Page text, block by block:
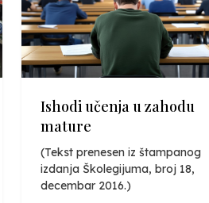
Ishodi učenja u zahodu
mature
(Tekst prenesen iz štampanog
izdanja Školegijuma, broj 18,
decembar 2016.)